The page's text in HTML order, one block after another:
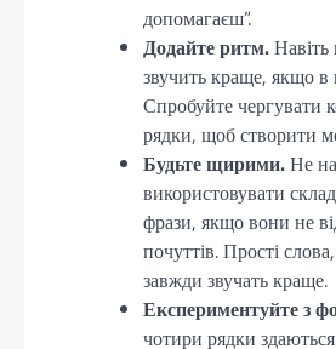
допомагаєш”.
Додайте ритм.
звучить краще, якщо в
Спробуйте чергувати
рядки, щоб створити
Будьте щирими.Не
використовувати
фрази, якщо вони не
почуттів. Прості
завжди звучать краще.
Експериментуйте з
чотири рядки